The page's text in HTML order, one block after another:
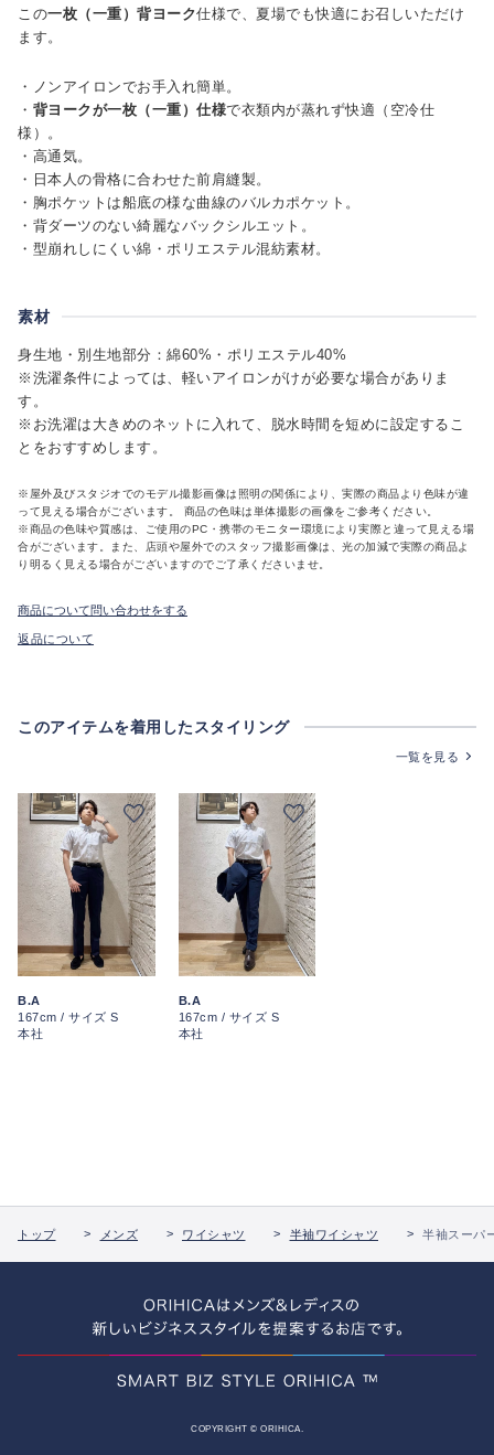
この一枚（一重）背ヨーク仕様で、夏場でも快適にお召しいただけ
ます。
・ノンアイロンでお手入れ簡単。
・ 背ヨークが一枚（一重）仕様で衣類内が蒸れず快適（空冷仕
様）。
・高通気。
・日本人の骨格に合わせた前肩縫製。
・胸ポケットは船底の様な曲線のバルカポケット。
・背ダーツのない綺麗なバックシルエット。
・型崩れしにくい綿・ポリエステル混紡素材。
素材
身生地・別生地部分：綿60%・ポリエステル40%
※洗濯条件によっては、軽いアイロンがけが必要な場合がありま
す。
※お洗濯は大きめのネットに入れて、脱水時間を短めに設定するこ
とをおすすめします。
※屋外及びスタジオでのモデル撮影画像は照明の関係により、実際の商品より色味が違
って見える場合がございます。 商品の色味は単体撮影の画像をご参考ください。
※商品の色味や質感は、ご使用のPC・携帯のモニター環境により実際と違って見える場
合がございます。また、店頭や屋外でのスタッフ撮影画像は、光の加減で実際の商品よ
り明るく見える場合がございますのでご了承くださいませ。
商品について問い合わせをする
返品について
このアイテムを着用したスタイリング
一覧を見る
B.A
167cm / サイズ S
本社
B.A
167cm / サイズ S
本社
トップ メンズ ワイシャツ 半袖ワイシャツ 半袖スーパ
COPYRIGHT © ORIHICA.